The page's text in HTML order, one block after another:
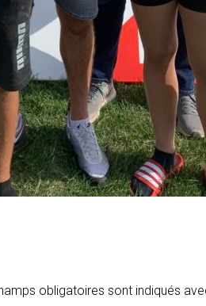
obligatoires sont indiqués